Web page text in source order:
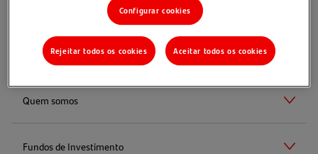
Selecionar perfil
Quem somos
Fundos de Investimento
Configurar cookies
Rejeitar todos os cookies Aceitar todos os cookies